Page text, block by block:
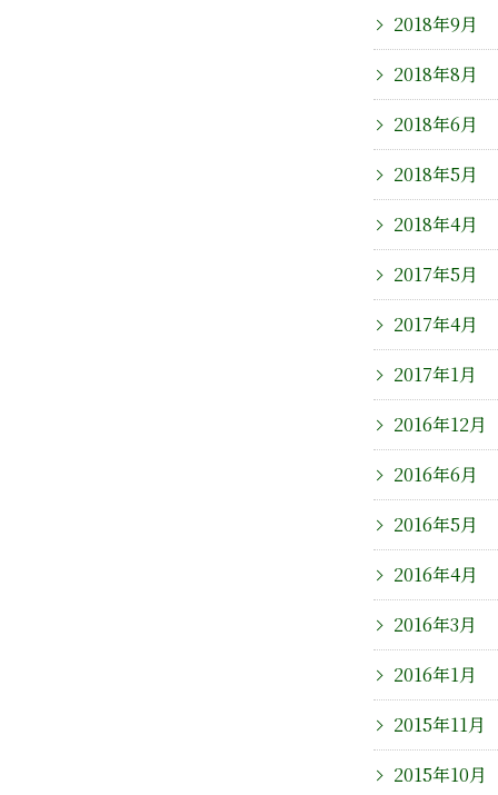
2018年9月
2018年8月
2018年6月
2018年5月
2018年4月
2017年5月
2017年4月
2017年1月
2016年12月
2016年6月
2016年5月
2016年4月
2016年3月
2016年1月
2015年11月
2015年10月